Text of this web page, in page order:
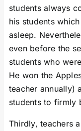
students always
his students
asleep.
even before the
students who
He won the
teacher annually)
students to firmly
Thirdly, teachers